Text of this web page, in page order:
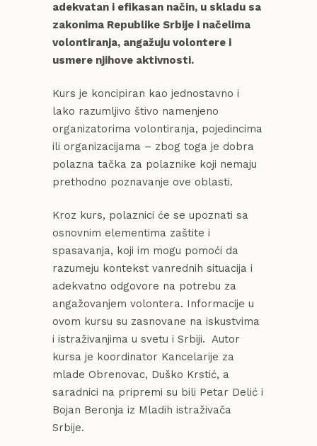
adekvatan i efikasan način, u skladu sa
zakonima Republike Srbije i načelima
volontiranja, angažuju volontere i
usmere njihove aktivnosti.
Kurs je koncipiran kao jednostavno i
lako razumljivo štivo namenjeno
organizatorima volontiranja, pojedincima
ili organizacijama – zbog toga je dobra
polazna tačka za polaznike koji nemaju
prethodno poznavanje ove oblasti.
Kroz kurs, polaznici će se upoznati sa
osnovnim elementima zaštite i
spasavanja, koji im mogu pomoći da
razumeju kontekst vanrednih situacija i
adekvatno odgovore na potrebu za
angažovanjem volontera. Informacije u
ovom kursu su zasnovane na iskustvima
i istraživanjima u svetu i Srbiji. Autor
kursa je koordinator Kancelarije za
mlade Obrenovac, Duško Krstić, a
saradnici na pripremi su bili Petar Delić i
Bojan Beronja iz Mladih istraživača
Srbije.